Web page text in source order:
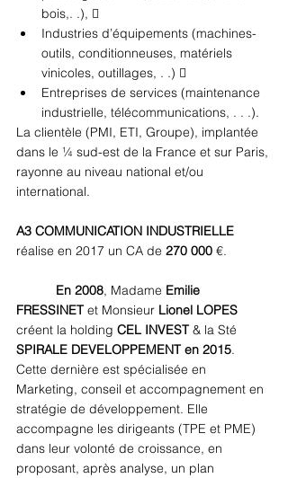
bois,. .), 
Industries d’équipements (machines-
outils, conditionneuses, matériels
vinicoles, outillages, . .) 
Entreprises de services (maintenance
industrielle, télécommunications, . . .).
La clientèle (PMI, ETI, Groupe), implantée
dans le ¼ sud-est de la France et sur Paris,
rayonne au niveau national et/ou
international.
A3 COMMUNICATION INDUSTRIELLE
réalise en 2017 un CA de 270 000 €.
En 2008, Madame Emilie
FRESSINET et Monsieur Lionel LOPES
créent la holding CEL INVEST & la Sté
SPIRALE DEVELOPPEMENT en 2015.
Cette dernière est spécialisée en
Marketing, conseil et accompagnement en
stratégie de développement. Elle
accompagne les dirigeants (TPE et PME)
dans leur volonté de croissance, en
proposant, après analyse, un plan